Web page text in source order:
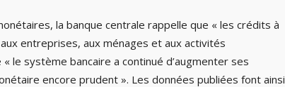
la banque centrale rappelle que « les crédits à
entreprises, aux ménages et aux activités
le système bancaire a continué d’augmenter ses
encore prudent ». Les données publiées font ainsi